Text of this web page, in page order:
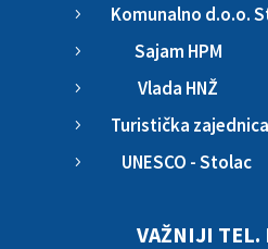
5 Komunalno d.o.o.
5 Sajam HPM
5 Vlada HNŽ
5 Turistička
5 UNESCO - Stolac
VAŽNIJI TEL.